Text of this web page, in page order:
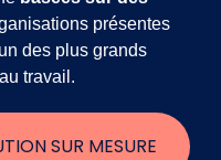
présentes
des plus grands
travail.
SUR MESURE